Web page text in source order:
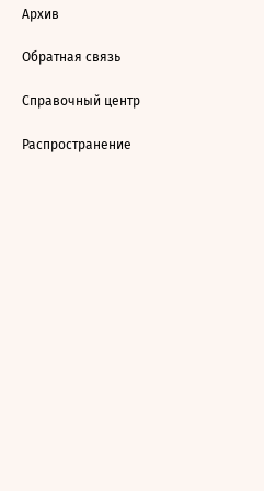
Архив
Обратная связь
Справочный центр
Распространение